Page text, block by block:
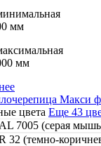
мм
мм
цвета Еще 43
7005 (серая
32 (темно-